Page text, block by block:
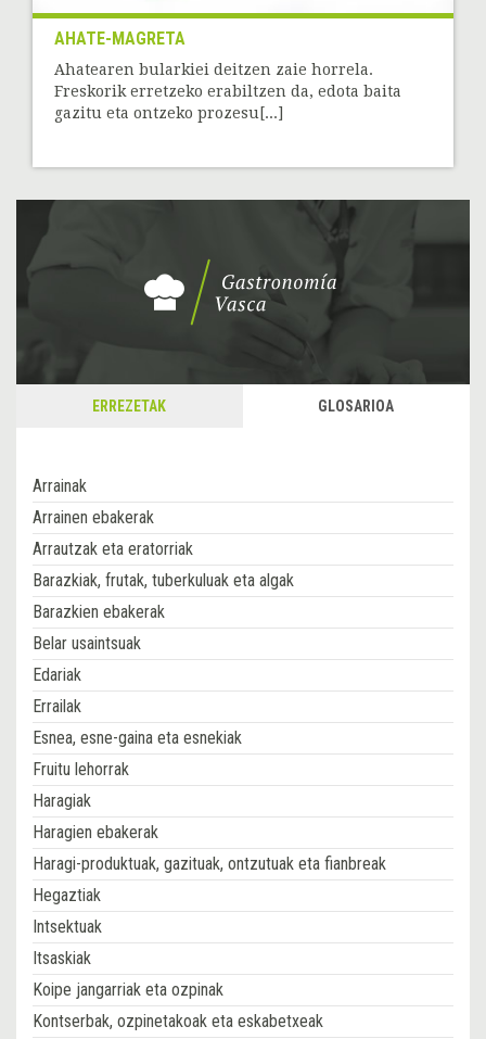
AHATE-MAGRETA
Ahatearen bularkiei deitzen zaie horrela.
Freskorik erretzeko erabiltzen da, edota baita
gazitu eta ontzeko prozesu[...]
ERREZETAK GLOSARIOA
Arrainak
Arrainen ebakerak
Arrautzak eta eratorriak
Barazkiak, frutak, tuberkuluak eta algak
Barazkien ebakerak
Belar usaintsuak
Edariak
Errailak
Esnea, esne-gaina eta esnekiak
Fruitu lehorrak
Haragiak
Haragien ebakerak
Haragi-produktuak, gazituak, ontzutuak eta fianbreak
Hegaztiak
Intsektuak
Itsaskiak
Koipe jangarriak eta ozpinak
Kontserbak, ozpinetakoak eta eskabetxeak